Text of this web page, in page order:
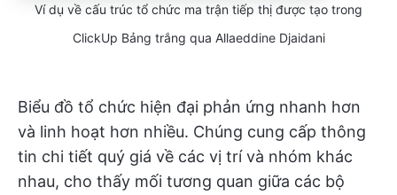
Ví dụ về cấu trúc tổ chức ma trận tiếp thị được tạo trong
ClickUp Bảng trắng qua Allaeddine Djaidani
Biểu đồ tổ chức hiện đại phản ứng nhanh hơn
và linh hoạt hơn nhiều. Chúng cung cấp thông
tin chi tiết quý giá về các vị trí và nhóm khác
nhau, cho thấy mối tương quan giữa các bộ